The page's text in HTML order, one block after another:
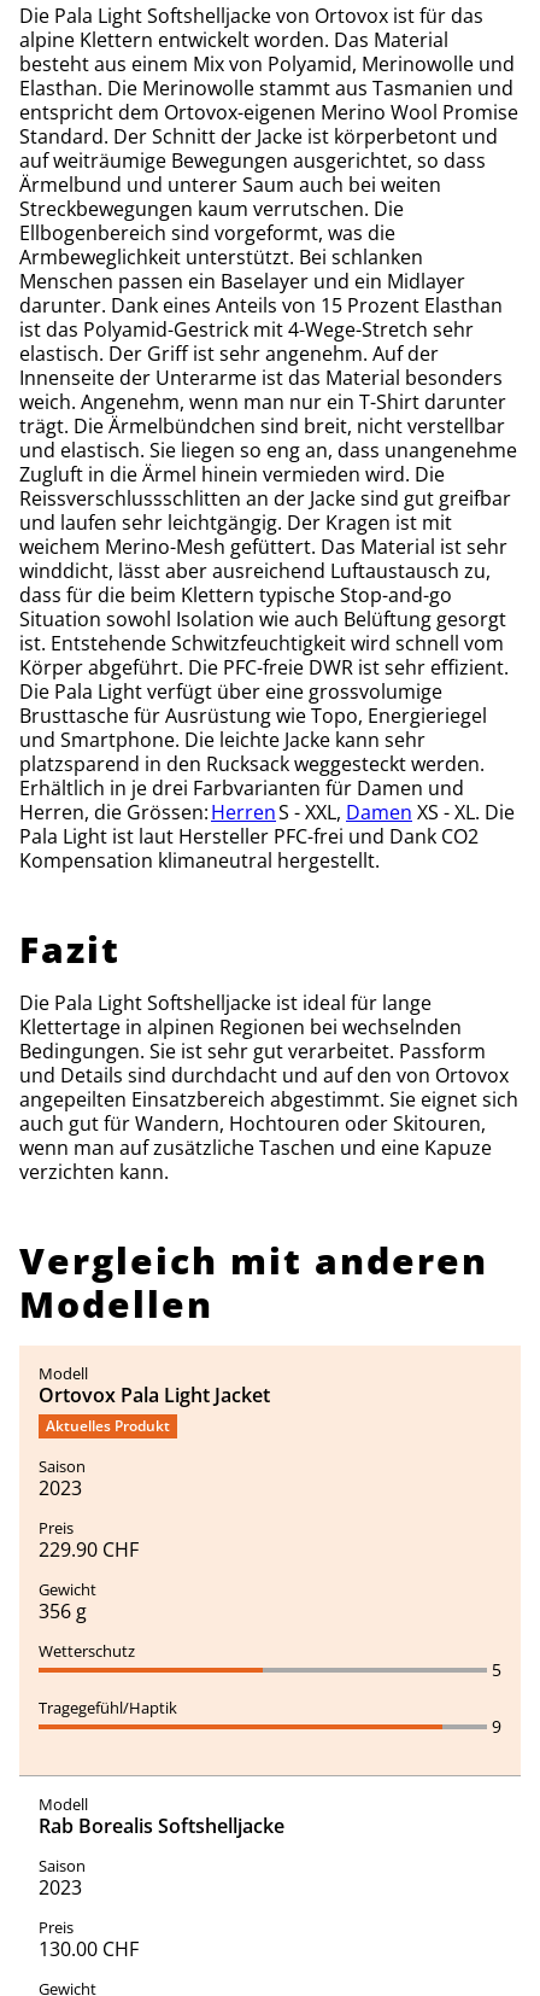
Die Pala Light Softshelljacke von Ortovox ist für das
alpine Klettern entwickelt worden. Das Material
besteht aus einem Mix von Polyamid, Merinowolle und
Elasthan. Die Merinowolle stammt aus Tasmanien und
entspricht dem Ortovox-eigenen Merino Wool Promise
Standard. Der Schnitt der Jacke ist körperbetont und
auf weiträumige Bewegungen ausgerichtet, so dass
Ärmelbund und unterer Saum auch bei weiten
Streckbewegungen kaum verrutschen. Die
Ellbogenbereich sind vorgeformt, was die
Armbeweglichkeit unterstützt. Bei schlanken
Menschen passen ein Baselayer und ein Midlayer
darunter. Dank eines Anteils von 15 Prozent Elasthan
ist das Polyamid-Gestrick mit 4-Wege-Stretch sehr
elastisch. Der Griff ist sehr angenehm. Auf der
Innenseite der Unterarme ist das Material besonders
weich. Angenehm, wenn man nur ein T-Shirt darunter
trägt. Die Ärmelbündchen sind breit, nicht verstellbar
und elastisch. Sie liegen so eng an, dass unangenehme
Zugluft in die Ärmel hinein vermieden wird. Die
Reissverschlussschlitten an der Jacke sind gut greifbar
und laufen sehr leichtgängig. Der Kragen ist mit
weichem Merino-Mesh gefüttert. Das Material ist sehr
winddicht, lässt aber ausreichend Luftaustausch zu,
dass für die beim Klettern typische Stop-and-go
Situation sowohl Isolation wie auch Belüftung gesorgt
ist. Entstehende Schwitzfeuchtigkeit wird schnell vom
Körper abgeführt. Die PFC-freie DWR ist sehr effizient.
Die Pala Light verfügt über eine grossvolumige
Brusttasche für Ausrüstung wie Topo, Energieriegel
und Smartphone. Die leichte Jacke kann sehr
platzsparend in den Rucksack weggesteckt werden.
Erhältlich in je drei Farbvarianten für Damen und
Herren, die Grössen:HerrenS - XXL, Damen XS - XL. Die
Pala Light ist laut Hersteller PFC-frei und Dank CO2
Kompensation klimaneutral hergestellt.
Fazit
Die Pala Light Softshelljacke ist ideal für lange
Klettertage in alpinen Regionen bei wechselnden
Bedingungen. Sie ist sehr gut verarbeitet. Passform
und Details sind durchdacht und auf den von Ortovox
angepeilten Einsatzbereich abgestimmt. Sie eignet sich
auch gut für Wandern, Hochtouren oder Skitouren,
wenn man auf zusätzliche Taschen und eine Kapuze
verzichten kann.
Vergleich mit anderen
Modellen
Ortovox Pala Light Jacket
Aktuelles Produkt
2023
229.90 CHF
356 g
5
9
Rab Borealis Softshelljacke
2023
130.00 CHF